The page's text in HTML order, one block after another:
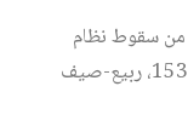
من سقوط نظام
: السنة 26، العدد 153، ربيع-صيف